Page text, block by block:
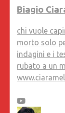
Biagio
chi vuole
morto solo
indagini e i
rubato a un